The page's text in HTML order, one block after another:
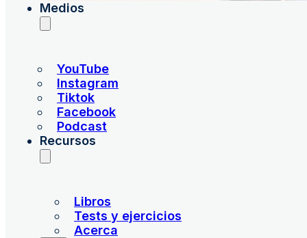
Medios
YouTube
Instagram
Tiktok
Facebook
Podcast
Recursos
Libros
Tests y ejercicios
Acerca